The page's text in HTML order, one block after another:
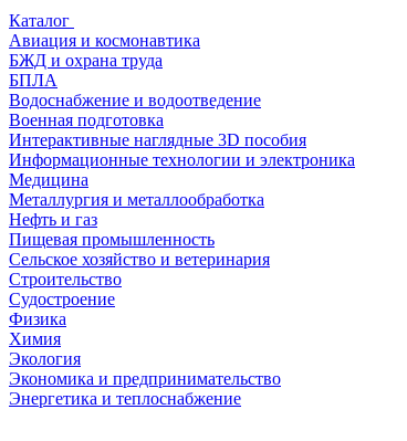
Каталог
Авиация и космонавтика
БЖД и охрана труда
БПЛА
Водоснабжение и водоотведение
Военная подготовка
Интерактивные наглядные 3D пособия
Информационные технологии и электроника
Медицина
Металлургия и металлообработка
Нефть и газ
Пищевая промышленность
Сельское хозяйство и ветеринария
Строительство
Судостроение
Физика
Химия
Экология
Экономика и предпринимательство
Энергетика и теплоснабжение